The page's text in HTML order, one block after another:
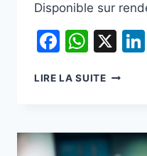
Disponible sur
X
LIRE LA SUITESÉANCE
SA